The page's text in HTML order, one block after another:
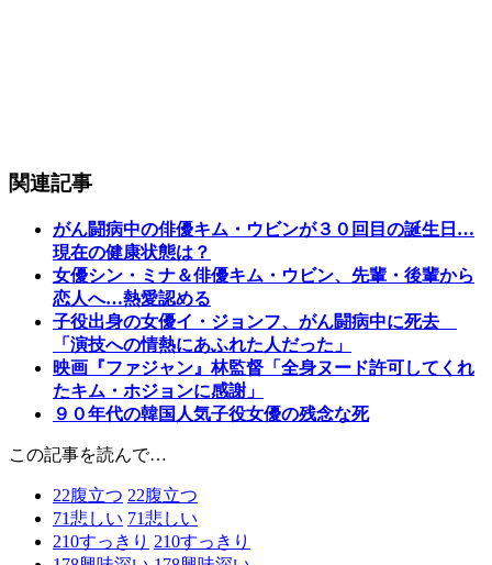
関連記事
がん闘病中の俳優キム・ウビンが３０回目の誕生日…
現在の健康状態は？
女優シン・ミナ＆俳優キム・ウビン、先輩・後輩から
恋人へ…熱愛認める
子役出身の女優イ・ジョンフ、がん闘病中に死去
「演技への情熱にあふれた人だった」
映画『ファジャン』林監督「全身ヌード許可してくれ
たキム・ホジョンに感謝」
９０年代の韓国人気子役女優の残念な死
この記事を読んで…
22腹立つ 22腹立つ
71悲しい 71悲しい
210すっきり 210すっきり